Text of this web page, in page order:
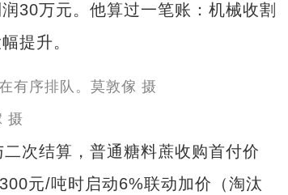
30万元。他算过一笔账：机械收割
提升。
摄
次结算，普通糖料蔗收购首付价
元/吨时启动6%联动加价（淘汰